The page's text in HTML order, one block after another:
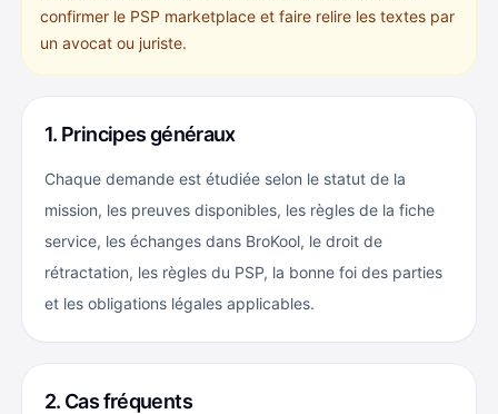
confirmer le PSP marketplace et faire relire les textes par
un avocat ou juriste.
1. Principes généraux
Chaque demande est étudiée selon le statut de la
mission, les preuves disponibles, les règles de la fiche
service, les échanges dans BroKool, le droit de
rétractation, les règles du PSP, la bonne foi des parties
et les obligations légales applicables.
2. Cas fréquents